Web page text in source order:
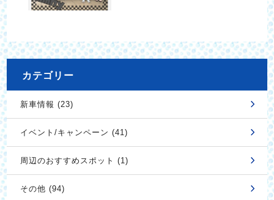
カテゴリー
新車情報 (23)
イベント/キャンペーン (41)
周辺のおすすめスポット (1)
その他 (94)